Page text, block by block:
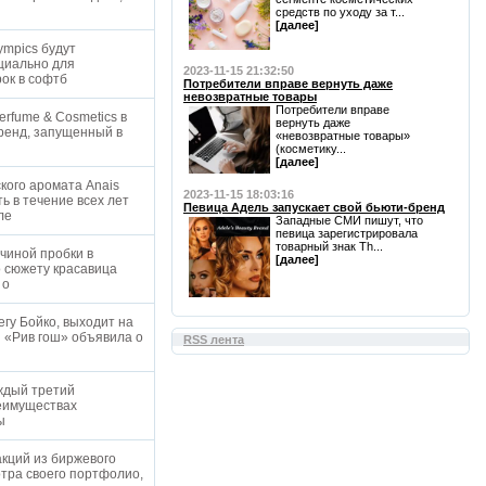
будут
для
в софтб
& Cosmetics в
запущенный в
аромата Anais
в течение всех лет
пробки в
красавица
Бойко, выходит на
«Рив гош» объявила о
третий
из биржевого
своего портфолио,
средств по уходу за т...
[далее]
2023-11-15 21:32:50
Потребители вправе вернуть даже
невозвратные товары
Потребители вправе
вернуть даже
«невозвратные товары»
(косметику...
[далее]
2023-11-15 18:03:16
Певица Адель запускает свой бьюти-бренд
Западные СМИ пишут, что
певица зарегистрировала
товарный знак Th...
[далее]
RSS лента